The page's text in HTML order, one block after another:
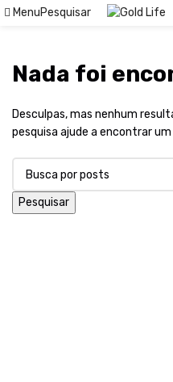
MenuPesquisar
Nada foi
Desculpas, mas nenhum
pesquisa ajude a encontrar
Pesquisar